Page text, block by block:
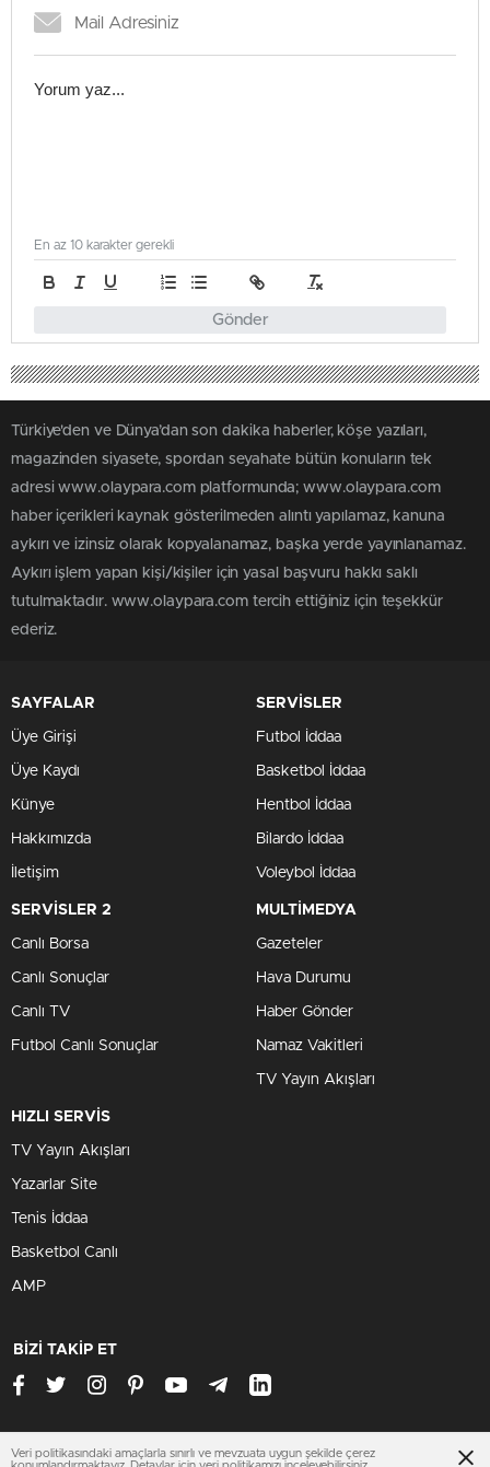
Gönder
En az 10 karakter gerekli
Türkiye'den ve Dünya’dan son dakika haberler, köşe yazıları,
magazinden siyasete, spordan seyahate bütün konuların tek
adresi www.olaypara.com platformunda; www.olaypara.com
haber içerikleri kaynak gösterilmeden alıntı yapılamaz, kanuna
aykırı ve izinsiz olarak kopyalanamaz, başka yerde yayınlanamaz.
Aykırı işlem yapan kişi/kişiler için yasal başvuru hakkı saklı
tutulmaktadır. www.olaypara.com tercih ettiğiniz için teşekkür
ederiz.
SAYFALAR
Üye Girişi
Üye Kaydı
Künye
Hakkımızda
İletişim
SERVİSLER
Futbol İddaa
Basketbol İddaa
Hentbol İddaa
Bilardo İddaa
Voleybol İddaa
SERVİSLER 2
Canlı Borsa
Canlı Sonuçlar
Canlı TV
Futbol Canlı Sonuçlar
MULTİMEDYA
Gazeteler
Hava Durumu
Haber Gönder
Namaz Vakitleri
TV Yayın Akışları
HIZLI SERVİS
TV Yayın Akışları
Yazarlar Site
Tenis İddaa
Basketbol Canlı
AMP
BİZİ TAKİP ET
www.olaypara.com
Veri politikasındaki amaçlarla sınırlı ve mevzuata uygun şekilde çerez